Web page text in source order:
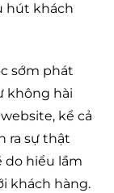
hút khách
sớm phát
không hài
kể cả
ra sự thật
do hiểu lầm
khách hàng.